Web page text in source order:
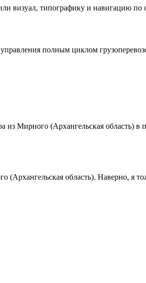
визуал, типографику и навигацию по
полным циклом
Мирного (Архангельская область) в
(Архангельская область). Наверно, я